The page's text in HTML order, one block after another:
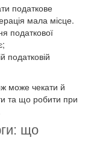
податкове
мала місце.
податкової
податковій
може чекати й
та що робити при
що